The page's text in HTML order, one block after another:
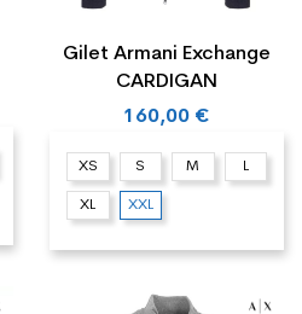
Gilet Armani Exchange
CARDIGAN
160,00 €
XS S M L
XL XXL